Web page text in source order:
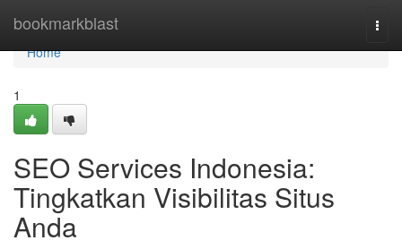
bookmarkblast
Home
Home
1
SEO Services Indonesia:
Tingkatkan Visibilitas Situs
Anda